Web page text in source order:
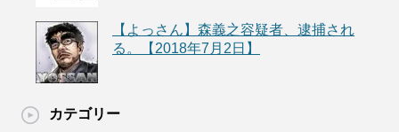
【よっさん】森義之容疑者、逮捕され
る。【2018年7月2日】
カテゴリー